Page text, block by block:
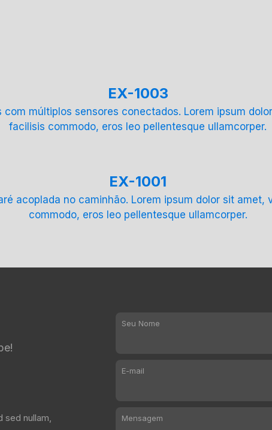
EX-1003
com múltiplos sensores conectados. Lorem ipsum
facilisis commodo, eros leo pellentesque ullamcorper.
EX-1001
acoplada no caminhão. Lorem ipsum dolor sit
commodo, eros leo pellentesque ullamcorper.
nullam,
Seu Nome
E-mail
Mensagem